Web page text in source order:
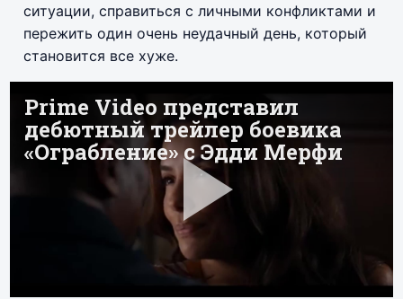
ситуации, справиться с личными конфликтами и
пережить один очень неудачный день, который
становится все хуже.